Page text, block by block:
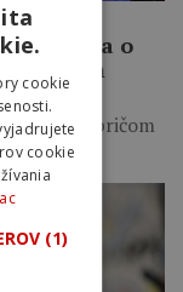
mi iba o
pričom
cookie
cookie
(1)